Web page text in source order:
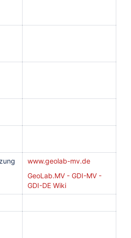
www.geolab-mv.de
GeoLab.MV - GDI-MV -
GDI-DE Wiki